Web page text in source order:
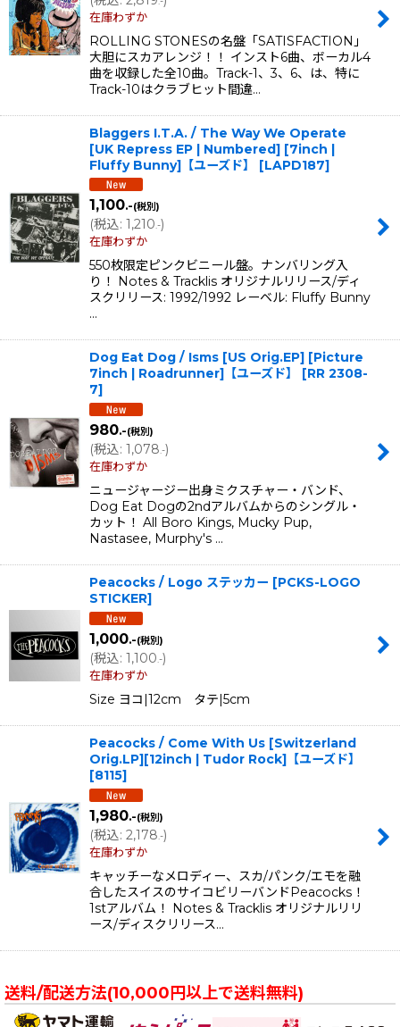
在庫わずか
ROLLING STONESの名盤「SATISFACTION」
大胆にスカアレンジ！！ インスト6曲、ボーカル4
曲を収録した全10曲。Track-1、3、6、は、特に
Track-10はクラブヒット間違…
Blaggers I.T.A. / The Way We Operate
[UK Repress EP | Numbered] [7inch |
Fluffy Bunny]【ユーズド】
[LAPD187]
1,100.-(税別)
(税込: 1,210.-)
在庫わずか
550枚限定ピンクビニール盤。ナンバリング入
り！ Notes & Tracklis オリジナルリリース/ディ
スクリリース: 1992/1992 レーベル: Fluffy Bunny
…
Dog Eat Dog / Isms [US Orig.EP] [Picture
7inch | Roadrunner]【ユーズド】
[RR 2308-
7]
980.-(税別)
(税込: 1,078.-)
在庫わずか
ニュージャージー出身ミクスチャー・バンド、
Dog Eat Dogの2ndアルバムからのシングル・
カット！ All Boro Kings, Mucky Pup,
Nastasee, Murphy's …
Peacocks / Logo ステッカー [PCKS-LOGO
STICKER]
1,000.-(税別)
(税込: 1,100.-)
在庫わずか
Size ヨコ|12cm タテ|5cm
Peacocks / Come With Us [Switzerland
Orig.LP][12inch | Tudor Rock]【ユーズド】
[8115]
1,980.-(税別)
(税込: 2,178.-)
在庫わずか
キャッチーなメロディー、スカ/パンク/エモを融
合したスイスのサイコビリーバンドPeacocks！
1stアルバム！ Notes & Tracklis オリジナルリリ
ース/ディスクリリース…
送料/配送方法(10,000円以上で送料無料)